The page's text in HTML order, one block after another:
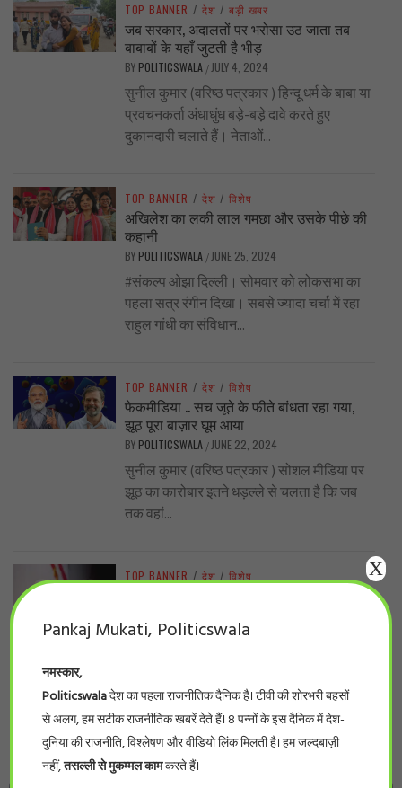
TOP BANNER / देश / बड़ी खबर
जब सरकार, अदालतों पर भरोसा उठ जाता तब
बाबाबों के यहाँ जुटती है भीड़
BY POLITICSWALA / JULY 4, 2024
सुनील कुमार (वरिष्ठ पत्रकार ) हिन्दू धर्म के बाबा या
प्रवचनकर्ता अंधाधुंध बड़े-बड़े दावे करते हुए
दुकानदारी चलाते हैं। नेताओं...
TOP BANNER / देश / विशेष
अखिलेश का लकी लाल गमछा और उसके पीछे की
कहानी
BY POLITICSWALA / JUNE 25, 2024
#संकल्प ओझा दिल्ली। सोमवार को लोकसभा का
पहला सत्र रंगीन दिखा। सबसे ज्यादा चर्चा में रहा
राहुल गांधी का संविधान...
TOP BANNER / देश / विशेष
फेकमीडिया .. सच जूते के फीते बांधता रहा गया,
झूठ पूरा बाज़ार घूम आया
BY POLITICSWALA / JUNE 22, 2024
सुनील कुमार (वरिष्ठ पत्रकार ) सोशल मीडिया पर
झूठ का कारोबार इतने धड़ल्ले से चलता है कि जब
तक वहां...
TOP BANNER / देश / विशेष
अमरीका में यह भी माना जा रहा है कि ट्रंप समर्पित
TOP BANNER / प्रदेश / बड़ी खबर
नर्सिंग घोटाला… प्रदेश के 66 फर्जी नर्सिंग कॉलेजों
की सूची देखिये
Pankaj Mukati, Politicswala
नमस्कार,
Politicswalaदेश का पहला राजनीतिक दैनिक है। टीवी की शोरभरी बहसों
से अलग, हम सटीक राजनीतिक खबरें देते हैं। 8 पन्नों के इस दैनिक में देश-
दुनिया की राजनीति, विश्लेषण और वीडियो लिंक मिलती है। हम जल्दबाज़ी
नहीं,तसल्ली से मुकम्मल कामकरते हैं।
X